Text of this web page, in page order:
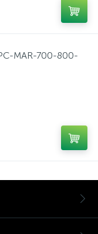
MAR-700-800-